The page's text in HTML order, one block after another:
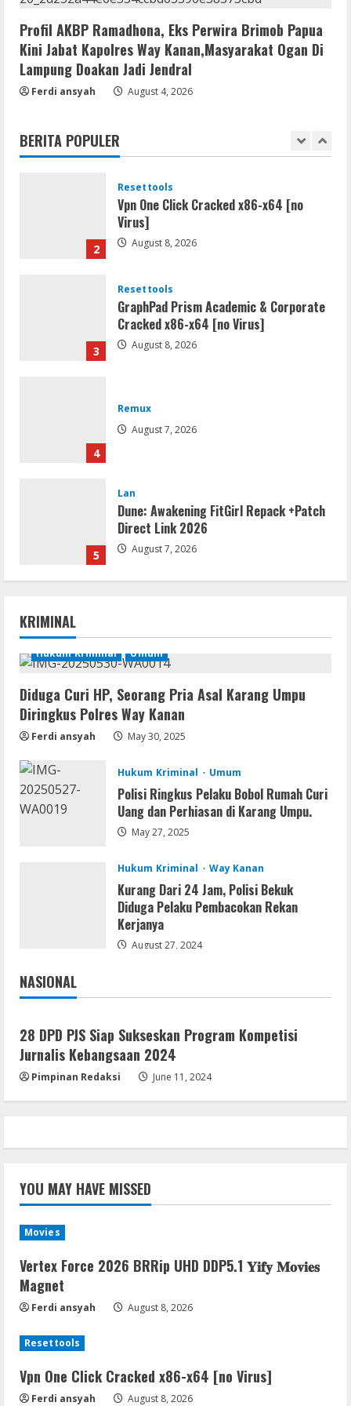
Profil AKBP Ramadhona, Eks Perwira Brimob Papua
Kini Jabat Kapolres Way Kanan,Masyarakat Ogan Di
Lampung Doakan Jadi Jendral
Ferdi ansyah August 4, 2026
BERITA POPULER
5 August 7, 2026
1
Movies
Vertex Force 2026 BRRip UHD DDP5.1
2
Resettools
Vpn One Click Cracked x86-x64 [no
Virus]
August 8, 2026
3
Resettools
GraphPad Prism Academic & Corporate
Cracked x86-x64 [no Virus]
August 8, 2026
4
Remux
August 7, 2026
5
Lan
Dune: Awakening FitGirl Repack +Patch
Direct Link 2026
August 7, 2026
1 August 8, 2026
Resettools
Vpn One Click Cracked x86-x64 [no
Virus]
Resettools
GraphPad Prism Academic & Corporate
Cracked x86-x64 [no Virus]
Remux
August 7, 2026
5
Direct Link 2026
August 7, 2026
KRIMINAL
Hukum Kriminal Umum
Diduga Curi HP, Seorang Pria Asal Karang Umpu
Diringkus Polres Way Kanan
Ferdi ansyah May 30, 2025
Hukum Kriminal Umum
Polisi Ringkus Pelaku Bobol Rumah Curi
Uang dan Perhiasan di Karang Umpu.
May 27, 2025
Hukum Kriminal Way Kanan
Kurang Dari 24 Jam, Polisi Bekuk
Diduga Pelaku Pembacokan Rekan
Kerjanya
August 27, 2024
NASIONAL
Jakarta
28 DPD PJS Siap Sukseskan Program Kompetisi
Jurnalis Kebangsaan 2024
Pimpinan Redaksi June 11, 2024
YOU MAY HAVE MISSED
Movies
Vertex Force 2026 BRRip UHD DDP5.1 𝐘𝐢𝐟𝐲 𝐌𝐨𝐯𝐢𝐞𝐬
Magnet
Ferdi ansyah August 8, 2026
Resettools
Vpn One Click Cracked x86-x64 [no Virus]
Ferdi ansyah August 8, 2026